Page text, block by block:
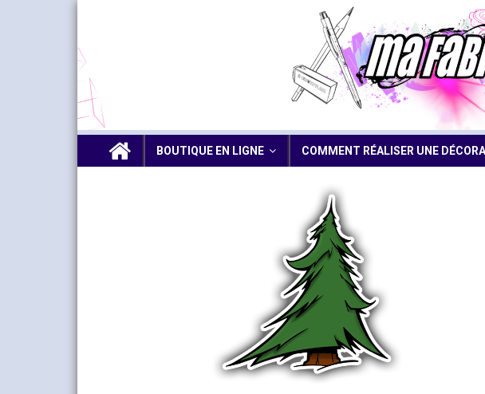
BOUTIQUE EN LIGNE COMMENT RÉALISER UNE